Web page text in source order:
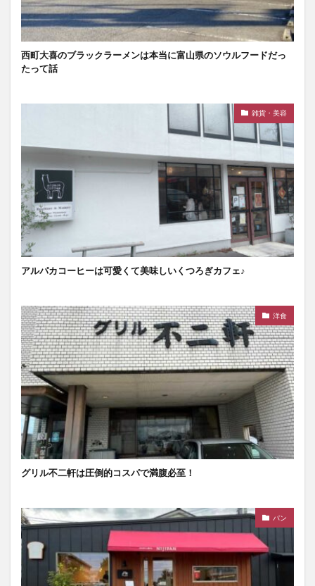
西町大喜のブラックラーメンは本当に富山県のソウルフードだっ
たって話
雑貨・美容
アルパカコーヒーは可愛くて美味しいくつろぎカフェ♪
洋食
グリル不二軒は圧倒的コスパで満腹必至！
パン